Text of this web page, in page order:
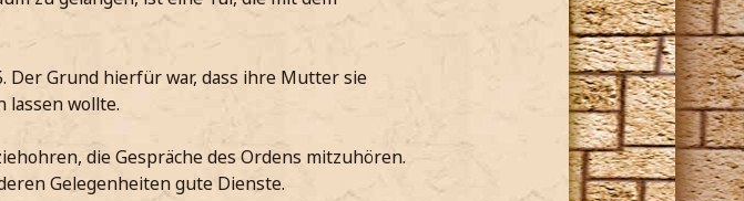
Der Grund hierfür war, dass ihre Mutter sie
lassen wollte.
die Gespräche des Ordens mitzuhören.
Gelegenheiten gute Dienste.